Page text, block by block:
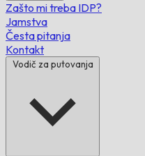
Zašto mi treba IDP?
Jamstva
Česta pitanja
Kontakt
Vodič za putovanja